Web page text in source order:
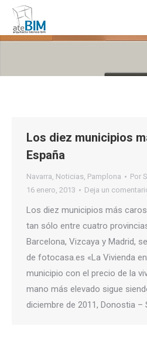
Los diez municipios
España
Navarra, Noticias, Pamplona Por
16 enero, 2013
Deja un
Los diez municipios más
tan sólo entre cuatro
Barcelona, Vizcaya y Madrid,
de fotocasa.es «La Vivienda
municipio con el precio de la
mano más elevado sigue
diciembre de 2011, Donostia –